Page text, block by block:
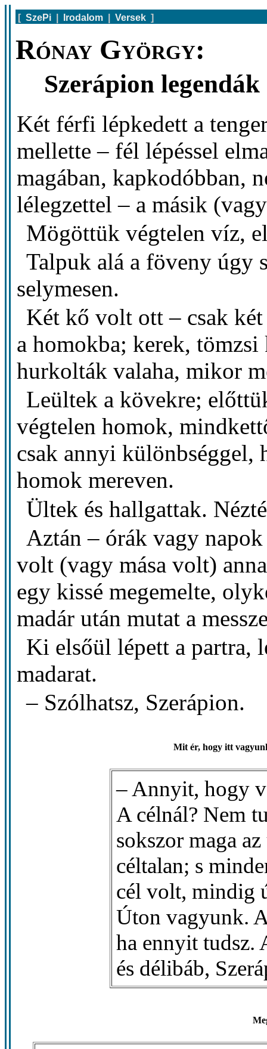
[ SzePi Irodalom Versek ]
Rónay György:
Szerápion legendák
Két férfi lépkedett a
mellette – fél lépéssel
magában, kapkodóbban,
lélegzettel – a másik
Mögöttük végtelen víz,
Talpuk alá a föveny úgy
selymesen.
Két kő volt ott – csak két
a homokba; kerek,
hurkolták valaha, mikor
Leültek a kövekre;
végtelen homok,
csak annyi különbséggel,
homok mereven.
Ültek és hallgattak.
Aztán – órák vagy
volt (vagy mása volt)
egy kissé megemelte,
madár után mutat a
Ki elsőül lépett a partra,
madarat.
– Szólhatsz, Szerápion.
Mit ér, hogy itt
– Annyit, hogy
A célnál? Nem
sokszor maga
céltalan; s
cél volt, mindig
Úton vagyunk.
ha ennyit tudsz.
és délibáb,